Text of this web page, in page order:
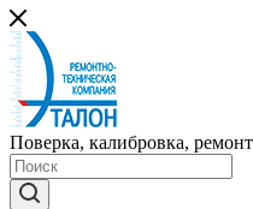
Поверка, калибровка,